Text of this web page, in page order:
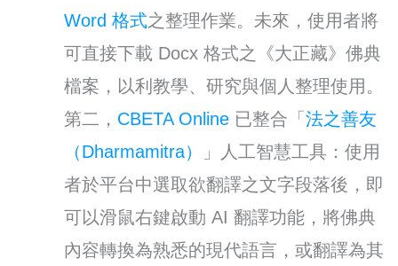
Word 格式之整理作業。未來，使用者將
可直接下載 Docx 格式之《大正藏》佛典
檔案，以利教學、研究與個人整理使用。
第二， CBETA Online 已整合「法之善友
（Dharmamitra）
」人工智慧工具：使用
者於平台中選取欲翻譯之文字段落後，即
可以滑鼠右鍵啟動 AI 翻譯功能，將佛典
內容轉換為熟悉的現代語言，或翻譯為其